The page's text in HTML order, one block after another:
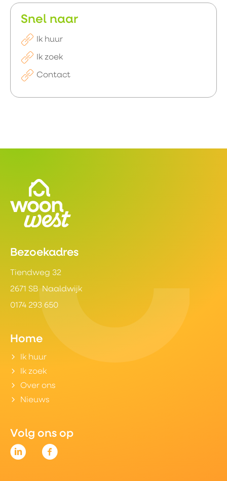
Snel naar
Ik huur
Ik zoek
Contact
Contactinformatie
Bezoekadres
Tiendweg 32
2671 SB Naaldwijk
0174 293 650
Home
Ik huur
Ik zoek
Over ons
Nieuws
Volg ons op